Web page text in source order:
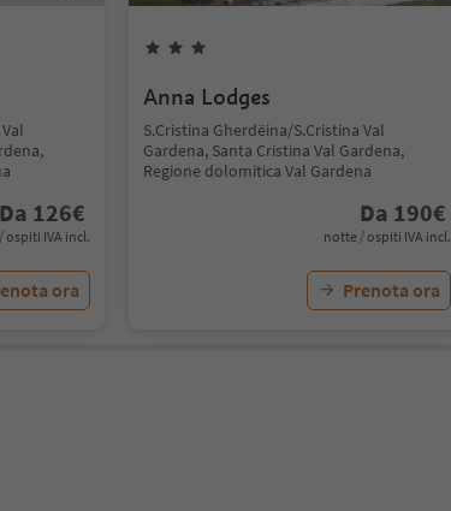
Da 126€
ospiti IVA incl.
ora
Anna Lodges
S.Cristina Gherdëina/S.Cristina Val
Gardena, Santa Cristina Val Gardena,
Regione dolomitica Val Gardena
Da 190€
notte / ospiti IVA incl.
Prenota ora